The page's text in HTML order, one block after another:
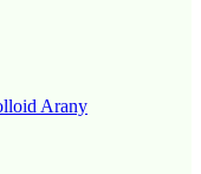
Arany